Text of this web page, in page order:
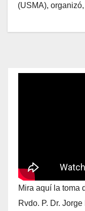
(USMA),
Mira aquí la toma
Rvdo. P. Dr.